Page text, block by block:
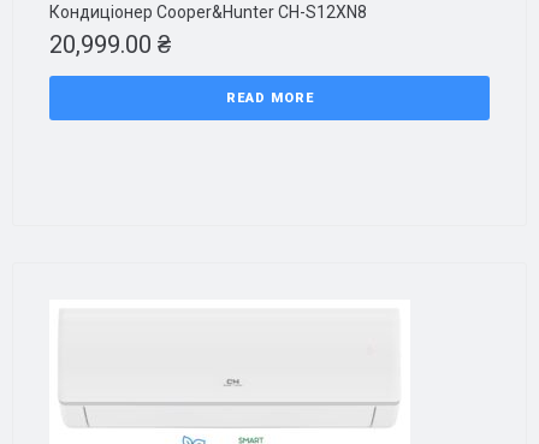
Кондиціонер Cooper&Hunter CH-S12XN8
20,999.00 ₴
READ MORE